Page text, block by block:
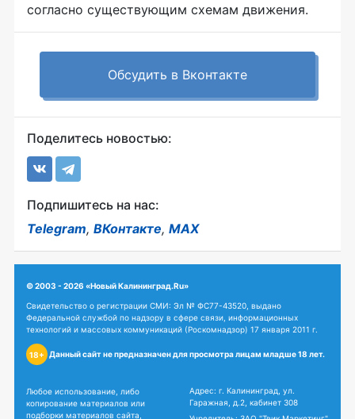
согласно существующим схемам движения.
Обсудить в Вконтакте
Поделитесь новостью:
Подпишитесь на нас:
Telegram, ВКонтакте, MAX
© 2003 - 2026 «Новый Калининград.Ru»
Свидетельство о регистрации СМИ: Эл № ФС77-43520, выдано
Федеральной службой по надзору в сфере связи, информационных
технологий и массовых коммуникаций (Роскомнадзор) 17 января 2011 г.
18+ Данный сайт не предназначен для просмотра лицам младше 18 лет.
Любое использование, либо
копирование материалов или
подборки материалов сайта,
Адрес: г. Калининград, ул.
Гаражная, д.2, кабинет 308